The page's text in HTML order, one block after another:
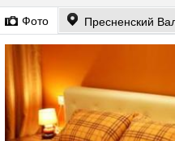
Фото Пресненский